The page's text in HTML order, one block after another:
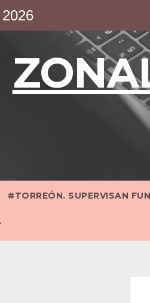
#TORREÓN. SUPERVISAN